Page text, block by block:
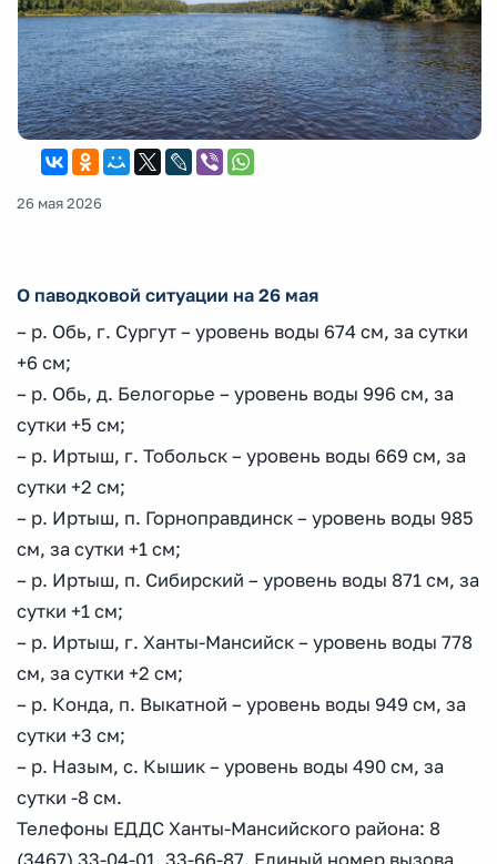
26 мая 2026
О паводковой ситуации на 26 мая
– р. Обь, г. Сургут – уровень воды 674 см, за сутки
+6 см;
– р. Обь, д. Белогорье – уровень воды 996 см, за
сутки +5 см;
– р. Иртыш, г. Тобольск – уровень воды 669 см, за
сутки +2 см;
– р. Иртыш, п. Горноправдинск – уровень воды 985
см, за сутки +1 см;
– р. Иртыш, п. Сибирский – уровень воды 871 см, за
сутки +1 см;
– р. Иртыш, г. Ханты-Мансийск – уровень воды 778
см, за сутки +2 см;
– р. Конда, п. Выкатной – уровень воды 949 см, за
сутки +3 см;
– р. Назым, с. Кышик – уровень воды 490 см, за
сутки -8 см.
Телефоны ЕДДС Ханты-Мансийского района: 8